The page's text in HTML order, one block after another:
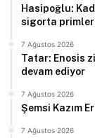
Hasipoğlu:
sigorta
7 Ağustos 2026
Tatar: Enosis
devam ediyor
7 Ağustos 2026
Şemsi Kazım
7 Ağustos 2026